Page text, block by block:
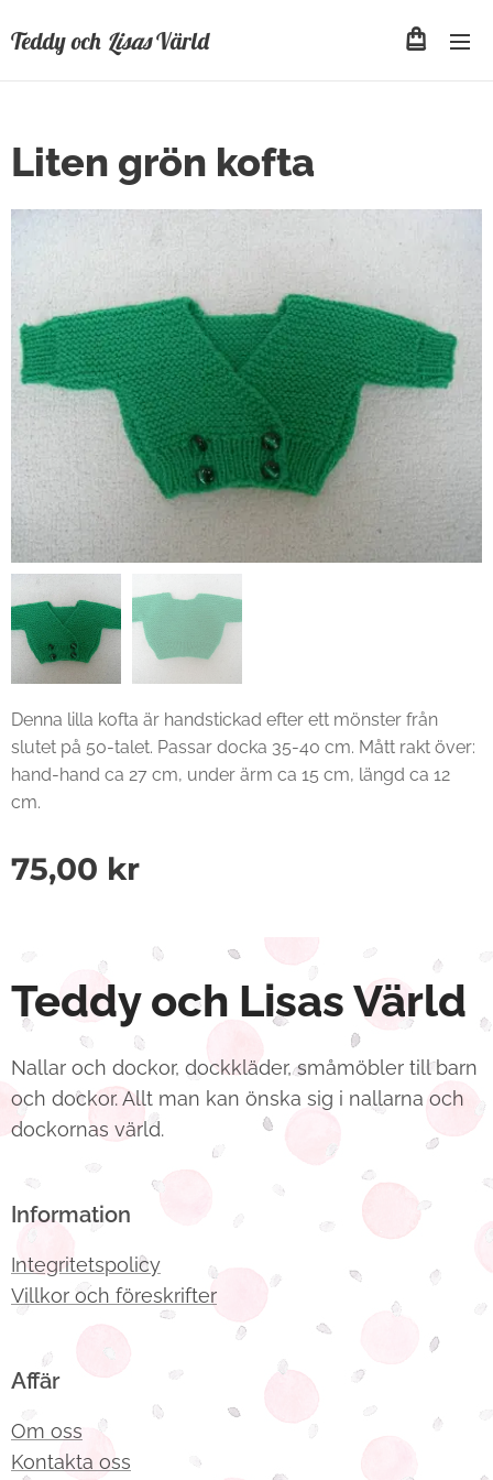
Teddy och LisasVärld
Liten grön kofta
Denna lilla kofta är handstickad efter ett mönster från
slutet på 50-talet. Passar docka 35-40 cm. Mått rakt över:
hand-hand ca 27 cm, under ärm ca 15 cm, längd ca 12
cm.
75,00 kr
Teddy och Lisas Värld
Nallar och dockor, dockkläder, småmöbler till barn
och dockor. Allt man kan önska sig i nallarna och
dockornas värld.
Information
Integritetspolicy
Villkor och föreskrifter
Affär
Om oss
Kontakta oss